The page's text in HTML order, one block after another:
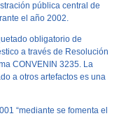
pública central de
el año 2002.
obligatorio de
a través de Resolución
CONVENIN 3235. La
a otros artefactos es una
“mediante se fomenta el